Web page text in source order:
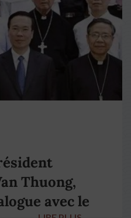
Thuong,
avec le